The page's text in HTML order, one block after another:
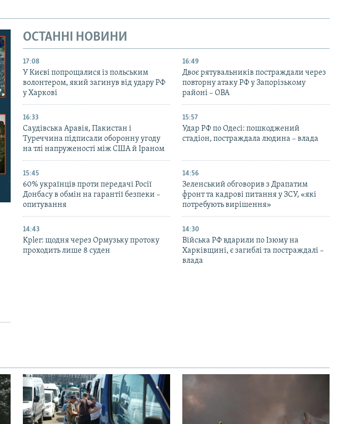
ОСТАННІ НОВИНИ
17:08
У Києві попрощалися із польським
волонтером, який загинув від удару РФ
у Харкові
16:49
Двоє рятувальників постраждали через
повторну атаку РФ у Запорізькому
районі – ОВА
16:33
Саудівська Аравія, Пакистан і
Туреччина підписали оборонну угоду
на тлі напруженості між США й Іраном
15:57
Удар РФ по Одесі: пошкоджений
стадіон, постраждала людина – влада
15:45
60% українців проти передачі Росії
Донбасу в обмін на гарантії безпеки –
опитування
14:56
Зеленський обговорив з Драпатим
фронт та кадрові питання у ЗСУ, «які
потребують вирішення»
14:43
Kpler: щодня через Ормузьку протоку
проходить лише 8 суден
14:30
Війська РФ вдарили по Ізюму на
Харківщині, є загиблі та постраждалі –
влада